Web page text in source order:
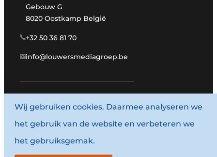
Gebouw G
8020 Oostkamp België
+32 50 36 81 70
info@louwersmediagroep.be
www.louwersmediagroep.com
© 1987 - 2026 Louwersmediagroep.
Algemene voorwaarden
Wij gebruiken cookies. Daarmee analyseren we
het gebruik van de website en verbeteren we
het gebruiksgemak.